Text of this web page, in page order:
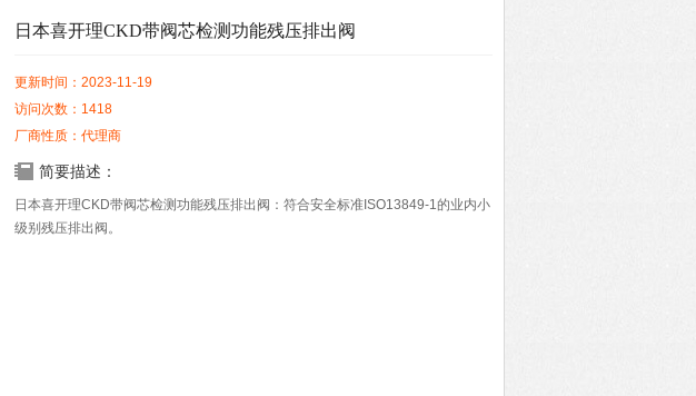
日本喜开理CKD带阀芯检测功能残压排出阀
更新时间：2023-11-19
访问次数：1418
厂商性质：代理商
简要描述：
日本喜开理CKD带阀芯检测功能残压排出阀：符合安全标准ISO13849-1的业内小
级别残压排出阀。